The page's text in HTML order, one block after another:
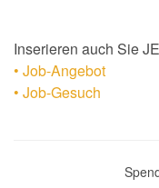
Inserieren auch Sie
• Job-Angebot
• Job-Gesuch